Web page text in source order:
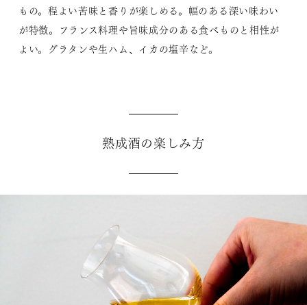
もの。程よい苦味と香りが楽しめる。幅のある深い味わい
が特徴。フランス料理や旨味成分のある食べものと相性が
よい。グラタンや生ハム、イカの塩辛など。
熟成酒の楽しみ方